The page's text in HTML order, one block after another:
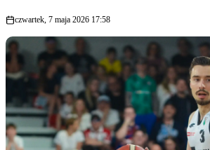
czwartek, 7 maja 2026 17:58